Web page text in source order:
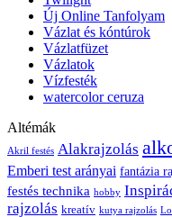
Új Online Tanfolyam
Vázlat és kóntúrok
Vázlatfüzet
Vázlatok
Vízfesték
watercolor ceruza
Altémák
Akril festés Alakrajzolás
Emberi test arányai fantázia
festés technika hobby
rajzolás kreatív kutya rajzolás